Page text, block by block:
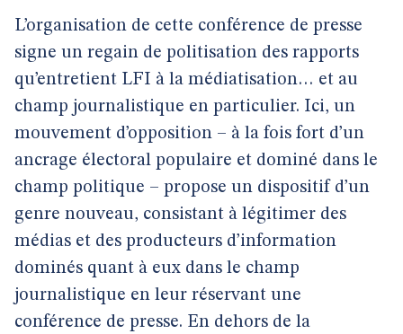
L’organisation de cette conférence de presse
signe un regain de politisation des rapports
qu’entretient LFI à la médiatisation… et au
champ journalistique en particulier. Ici, un
mouvement d’opposition – à la fois fort d’un
ancrage électoral populaire et dominé dans le
champ politique – propose un dispositif d’un
genre nouveau, consistant à légitimer des
médias et des producteurs d’information
dominés quant à eux dans le champ
journalistique en leur réservant une
conférence de presse. En dehors de la